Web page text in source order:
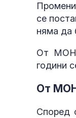
се
няма да
От МОН
години
От МОН
Според